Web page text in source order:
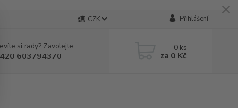
CZK Přihlášení
si rady? Zavolejte.
603794370
0 ks
za 0 Kč